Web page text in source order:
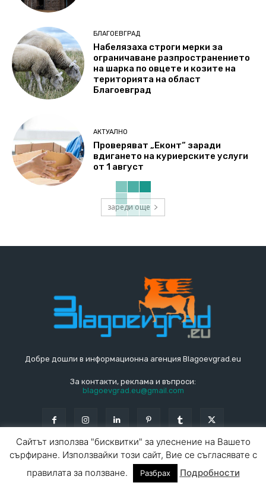
БЛАГОЕВГРАД
Набелязаха строги мерки за
ограничаване разпространението
на шарка по овцете и козите на
територията на област
Благоевград
АКТУАЛНО
Проверяват „Еконт“ заради
вдигането на куриерските услуги
от 1 август
зареди още
Добре дошли в информационна агенция Blagoevgrad.eu
За контакти, реклама и въпроси:
blagoevgrad.eu@gmail.com
© Blagoevgrad.EU 2010 - 2026 Общи условия |
СПРАВОЧНИК
Сайтът използва "бисквитки" за улеснение на Вашето
сърфиране. Използвайки този сайт, Вие се съгласявате с
правилата за ползване.
Разбрах Подробности